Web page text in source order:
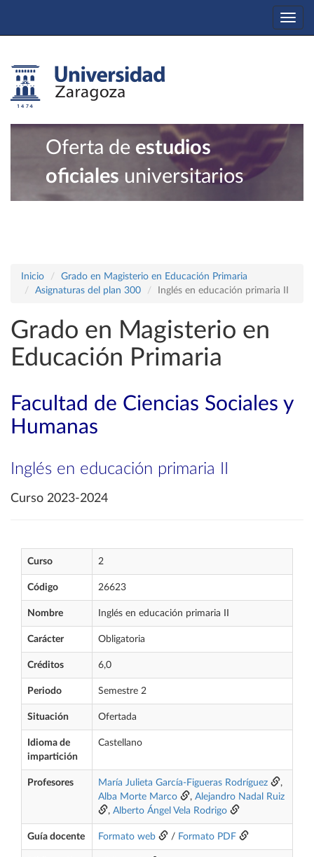
Oferta de estudios
oficiales universitarios
Inicio
Grado en Magisterio en Educación Primaria
Asignaturas del plan 300
Inglés en educación primaria II
Grado en Magisterio en
Educación Primaria
Facultad de Ciencias Sociales y
Humanas
Inglés en educación primaria II
Curso 2023-2024
Curso 2
Código 26623
Nombre Inglés en educación primaria II
Carácter Obligatoria
Créditos 6,0
Periodo Semestre 2
Situación Ofertada
Idioma de
impartición
Castellano
Profesores María Julieta García-Figueras Rodríguez
,
Alba Morte Marco
, Alejandro Nadal Ruiz
, Alberto Ángel Vela Rodrigo
Guía docente Formato web / Formato PDF